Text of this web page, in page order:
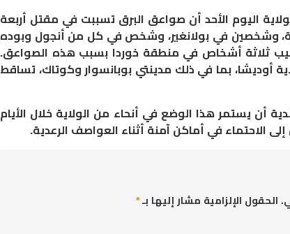
اليوم الأحد أن صواعق البرق تسببت في مقتل أربعة
وشخصين في بولانغير، وشخص في كل من أنجول وبوده
أصيب ثلاثة أشخاص في منطقة خوردا بسبب هذه الصواعق.
أوديشا، بما في ذلك مدينتي بوبانسوار وكوتاك، تساقط
أن يستمر هذا الوضع في أنحاء من الولاية خلال الأيام
الاحتماء في أماكن آمنة أثناء العواصف الرعدية.
الحقول الإلزامية مشار إليها بـ*